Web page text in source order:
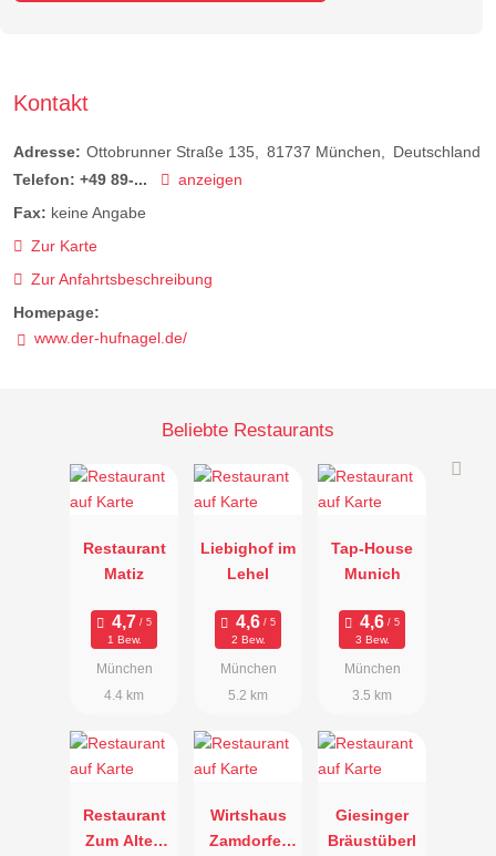
Kontakt
Adresse: Ottobrunner Straße 135 81737 München
Deutschland
Telefon: +49 89-...
anzeigen
Fax: keine Angabe
Zur Karte
Zur Anfahrtsbeschreibung
Homepage:
www.der-hufnagel.de/
Beliebte Restaurants
Restaurant
Matiz
1 Bew.
München
4.4 km
Liebighof im
Lehel
2 Bew.
München
5.2 km
Tap-House
Munich
3 Bew.
München
3.5 km
Restaurant
Zum Alten
Wirtshaus
Zamdorfer
Giesinger
Bräustüberl